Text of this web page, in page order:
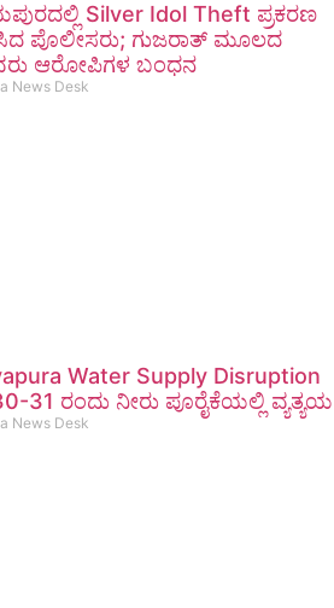
Silver Idol Theft ಪ್ರಕರಣ
ಪೊಲೀಸರು; ಗುಜರಾತ್ ಮೂಲದ
ಆರೋಪಿಗಳ ಬಂಧನ
News Desk
Water Supply Disruption
31 ರಂದು ನೀರು ಪೂರೈಕೆಯಲ್ಲಿ ವ್ಯತ್ಯಯ
News Desk